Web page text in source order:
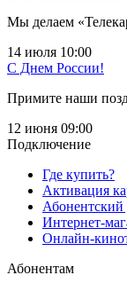
Мы делаем
14 июля 10:00
С Днем России!
Примите наши
12 июня 09:00
Подключение
Где купить?
Активация
Абонентский
Интернет-
Онлайн-
Абонентам